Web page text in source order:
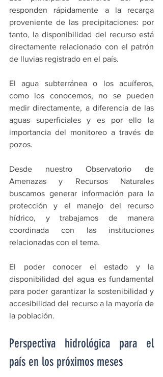
responden rápidamente a la recarga
proveniente de las precipitaciones: por
tanto, la disponibilidad del recurso está
directamente relacionado con el patrón
de lluvias registrado en el país.
El agua subterránea o los acuíferos,
como los conocemos, no se pueden
medir directamente, a diferencia de las
aguas superficiales y es por ello la
importancia del monitoreo a través de
pozos.
Desde nuestro Observatorio de
Amenazas y Recursos Naturales
buscamos generar información para la
protección y el manejo del recurso
hídrico, y trabajamos de manera
coordinada con las instituciones
relacionadas con el tema.
El poder conocer el estado y la
disponibilidad del agua es fundamental
para poder garantizar la sostenibilidad y
accesibilidad del recurso a la mayoría de
la población.
Perspectiva hidrológica para el
país en los próximos meses